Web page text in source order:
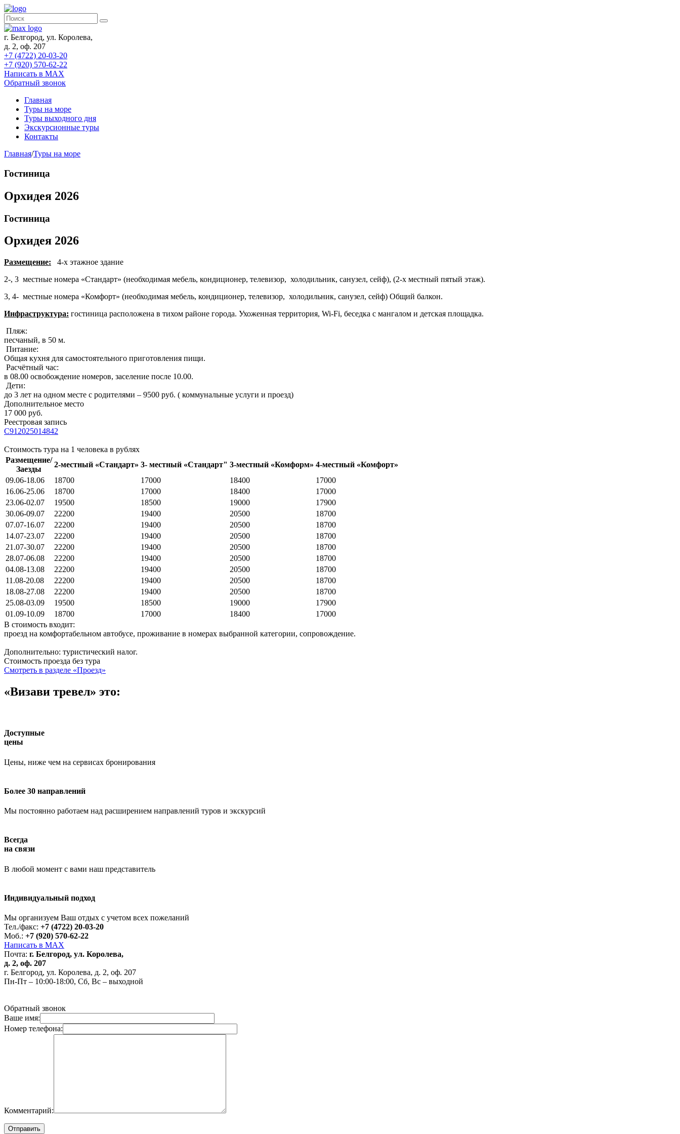
г. Белгород, ул. Королева,
д. 2, оф. 207
+7 (4722) 20-03-20
+7 (920) 570-62-22
Написать в MAX
Обратный звонок
Главная
Туры на море
Туры выходного дня
Экскурсионные туры
Контакты
Главная/Туры на море
Гостиница
Орхидея 2026
Гостиница
Орхидея 2026
Размещение: 4-х этажное здание
2-, 3 местные номера «Стандарт» (необходимая мебель, кондиционер, телевизор, холодильник, санузел, сейф), (2-х местный пятый этаж).
3, 4- местные номера «Комфорт» (необходимая мебель, кондиционер, телевизор, холодильник, санузел, сейф) Общий балкон.
Инфраструктура: гостиница расположена в тихом районе города. Ухоженная территория, Wi-Fi, беседка с мангалом и детская площадка.
Пляж:
песчаный, в 50 м.
Питание:
Общая кухня для самостоятельного приготовления пищи.
Расчётный час:
в 08.00 освобождение номеров, заселение после 10.00.
Дети:
до 3 лет на одном месте с родителями – 9500 руб. ( коммунальные услуги и проезд)
Дополнительное место
17 000 руб.
Реестровая запись
С912025014842
Стоимость тура на 1 человека в рублях
Размещение/
Заезды
2-местный «Стандарт» 3- местный «Стандарт" 3-местный «Комформ» 4-местный «Комфорт»
09.06-18.06
18700 17000 18400
17000
16.06-25.06
18700 17000 18400
17000
23.06-02.07
19500 18500 19000
17900
30.06-09.07
22200 19400 20500
18700
07.07-16.07
22200 19400 20500
18700
14.07-23.07
22200 19400 20500
18700
21.07-30.07
22200 19400 20500
18700
28.07-06.08
22200 19400 20500
18700
04.08-13.08
22200 19400 20500
18700
11.08-20.08
22200 19400 20500
18700
18.08-27.08
22200 19400 20500
18700
25.08-03.09
19500 18500 19000
17900
01.09-10.09
18700 17000 18400
17000
В стоимость входит:
проезд на комфортабельном автобусе, проживание в номерах выбранной категории, сопровождение.
Дополнительно: туристический налог.
Стоимость проезда без тура
Смотреть в разделе «Проезд»
«Визави тревел» это:
Доступные
цены
Цены, ниже чем на сервисах бронирования
Более 30 направлений
Мы постоянно работаем над расширением направлений туров и экскурсий
Всегда
на связи
В любой момент с вами наш представитель
Индивидуальный подход
Мы организуем Ваш отдых с учетом всех пожеланий
Тел./факс: +7 (4722) 20-03-20
Моб.: +7 (920) 570-62-22
Написать в MAX
Почта: г. Белгород, ул. Королева,
д. 2, оф. 207
г. Белгород, ул. Королева, д. 2, оф. 207
Пн-Пт – 10:00-18:00, Сб, Вс – выходной
Обратный звонок
Ваше имя:
Номер телефона:
Комментарий: